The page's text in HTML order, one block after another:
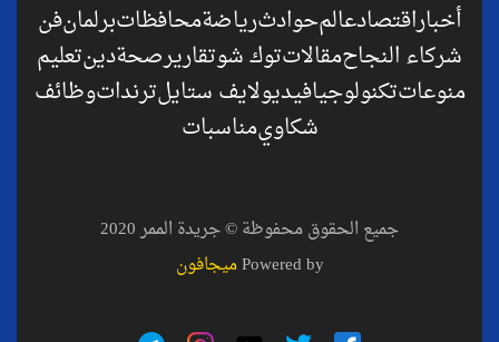
أخباراقتصادعالمحوادثرياضةمحافظاتبرلمانفن
شركاء النجاحمقالاتتوك شوتقاريرصحةدينتعليم
منوعاتتكنولوجيافيديولايف ستايلترنداتوظائف
شكاويمناسبات
جميع الحقوق محفوظة © جريدة الممر 2020
Powered byميجافون